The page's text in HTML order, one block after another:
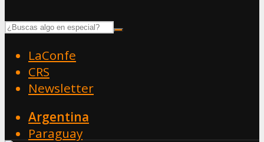
LaConfe
CRS
Newsletter
Argentina
Paraguay